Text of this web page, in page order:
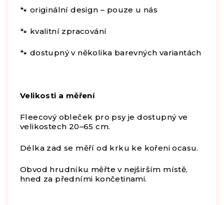
🐾 originální design – pouze u nás
🐾 kvalitní zpracování
🐾 dostupný v několika barevných variantách
Velikosti a měření
Fleecový obleček pro psy je dostupný ve
velikostech 20–65 cm.
Délka zad se měří od krku ke kořeni ocasu.
Obvod hrudníku měřte v nejširším místě,
hned za předními končetinami.